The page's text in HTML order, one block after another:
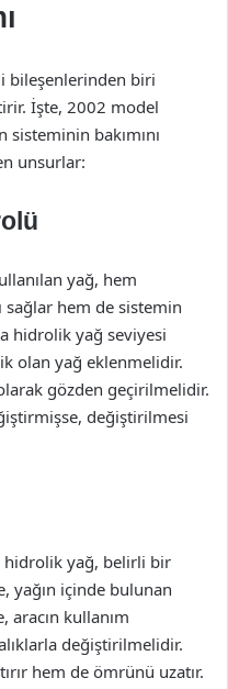
bileşenlerinden biri
İşte, 2002 model
bakımını
unsurlar:
yağ, hem
sağlar hem de sistemin
hidrolik yağ seviyesi
olan yağ eklenmelidir.
gözden geçirilmelidir.
değiştirilmesi
hidrolik yağ, belirli bir
yağın içinde bulunan
aracın kullanım
değiştirilmelidir.
hem de ömrünü uzatır.